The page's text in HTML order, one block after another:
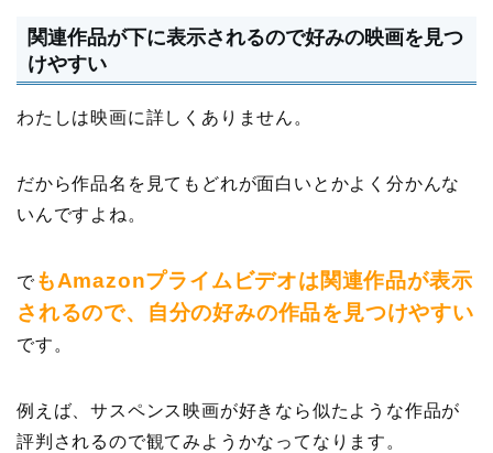
関連作品が下に表示されるので好みの映画を見つ
けやすい
わたしは映画に詳しくありません。
だから作品名を見てもどれが面白いとかよく分かんな
いんですよね。
でもAmazonプライムビデオは関連作品が表示
されるので、自分の好みの作品を見つけやすい
です。
例えば、サスペンス映画が好きなら似たような作品が
評判されるので観てみようかなってなります。